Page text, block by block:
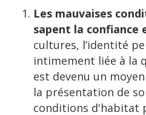
Les mauvaises
sapent la confiance
cultures, l’identité
intimement liée à la
est devenu un
la présentation de
conditions d'habitat